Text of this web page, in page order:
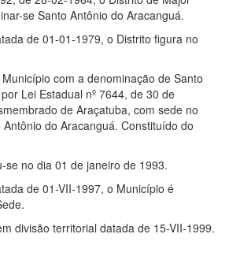
se Santo Antônio do Aracanguá.
de 01-01-1979, o Distrito figura no
com a denominação de Santo
Lei Estadual nº 7644, de 30 de
de Araçatuba, com sede no
do Aracanguá. Constituído do
se no dia 01 de janeiro de 1993.
de 01-VII-1997, o Município é
divisão territorial datada de 15-VII-1999.